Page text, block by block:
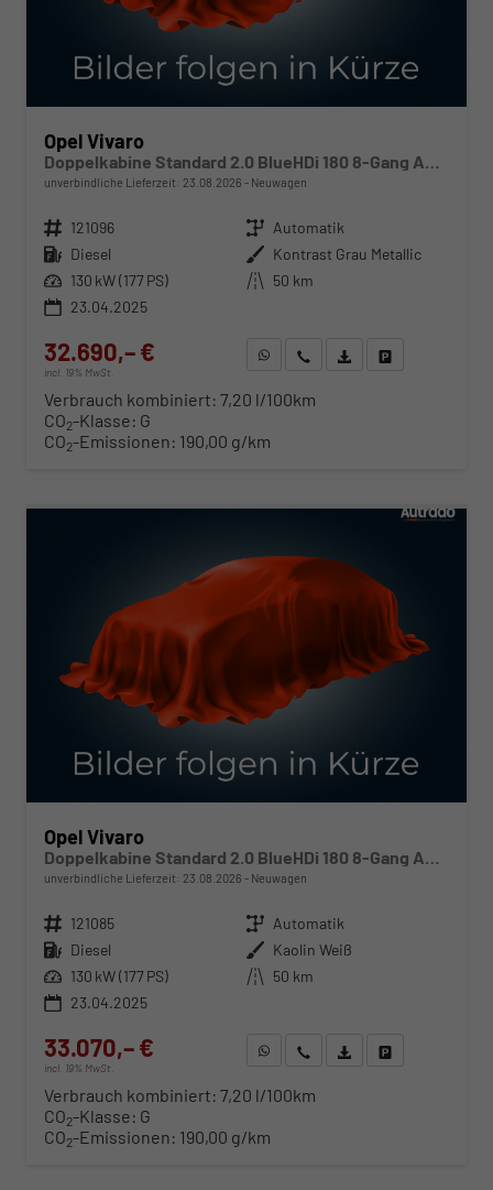
Opel Vivaro
Doppelkabine Standard 2.0 BlueHDi 180 8-Gang Automatikgetriebe
unverbindliche Lieferzeit: 23.08.2026 Neuwagen
Fahrzeugnr. 121096 Getriebe Automatik
Kraftstoff Diesel Außenfarbe Kontrast Grau Metallic
Leistung 130 kW (177 PS) Kilometerstand 50 km
23.04.2025
32.690,– €
incl. 19% MwSt.
WhatsApp anfragen
Wir rufen Sie anFahrzeugexposé (PDF)
Verbrauch kombiniert: 7,20 l/100km
CO2-Klasse: G
CO2-Emissionen: 190,00 g/km
Opel Vivaro
Doppelkabine Standard 2.0 BlueHDi 180 8-Gang Automatikgetriebe
unverbindliche Lieferzeit: 23.08.2026 Neuwagen
Fahrzeugnr. 121085 Getriebe Automatik
Kraftstoff Diesel Außenfarbe Kaolin Weiß
Leistung 130 kW (177 PS) Kilometerstand 50 km
23.04.2025
33.070,– €
incl. 19% MwSt.
WhatsApp anfragen
Wir rufen Sie anFahrzeugexposé (PDF)
Verbrauch kombiniert: 7,20 l/100km
CO2-Klasse: G
CO2-Emissionen: 190,00 g/km